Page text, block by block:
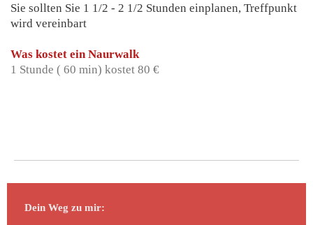
Sie sollten Sie 1 1/2 - 2 1/2 Stunden einplanen, Treffpunkt
wird vereinbart
Was kostet ein Naurwalk
1 Stunde ( 60 min) kostet 80 €
Dein Weg zu mir: